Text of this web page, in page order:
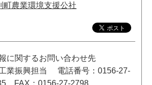
町農業環境支援公社
に関するお問い合わせ先
業振興担当
電話番号：0156-27-
FAX：0156-27-2798